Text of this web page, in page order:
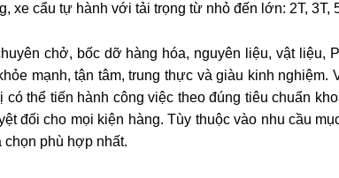
xe cẩu tự hành với tải trọng từ nhỏ đến lớn: 2T, 3T,
chở, bốc dỡ hàng hóa, nguyên liệu, vật liệu,
mạnh, tận tâm, trung thực và giàu kinh nghiệm.
có thể tiến hành công việc theo đúng tiêu chuẩn
đối cho mọi kiện hàng. Tùy thuộc vào nhu cầu
phù hợp nhất.